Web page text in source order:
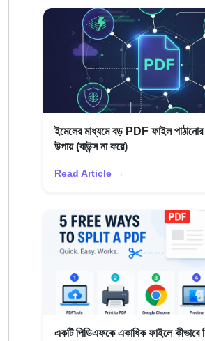
ইমেলের মাধ্যমে বড় PDF ফাইল
উপায় (বাউন্স না করে)
Read Article →
একটি পিডিএফকে একাধিক ফাইলে কীভাবে